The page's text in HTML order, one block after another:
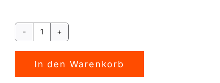
Fuchs
Hase
Plotterdatei
In den Warenkorb
Alternative: